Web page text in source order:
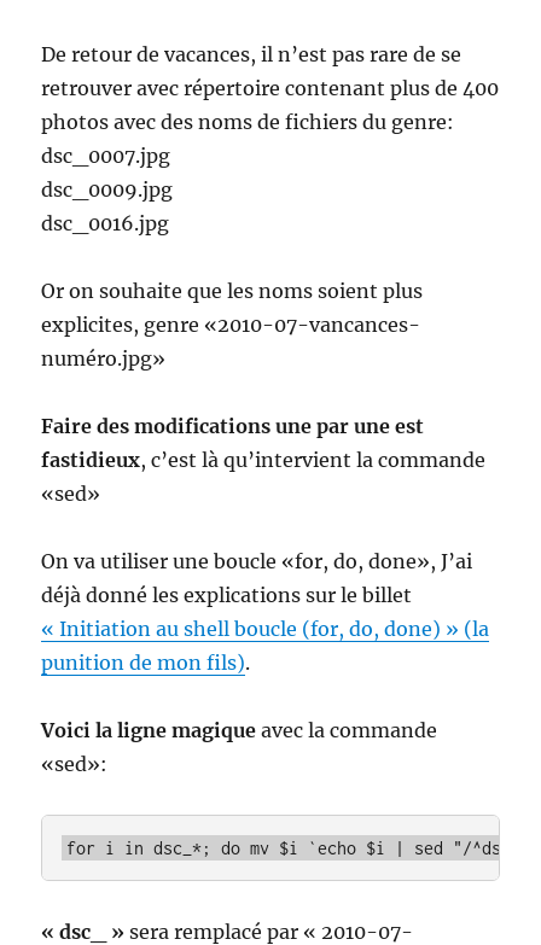
De retour de vacances, il n’est pas rare de se
retrouver avec répertoire contenant plus de 400
photos avec des noms de fichiers du genre:
dsc_0007.jpg
dsc_0009.jpg
dsc_0016.jpg
Or on souhaite que les noms soient plus
explicites, genre «2010-07-vancances-
numéro.jpg»
Faire des modifications une par une est
fastidieux, c’est là qu’intervient la commande
«sed»
On va utiliser une boucle «for, do, done», J’ai
déjà donné les explications sur le billet
« Initiation au shell boucle (for, do, done) » (la
punition de mon fils).
Voici la ligne magique avec la commande
«sed»:
for i in dsc_*; do mv $i `echo $i | sed "/^dsc_/
« dsc_ » sera remplacé par « 2010-07-